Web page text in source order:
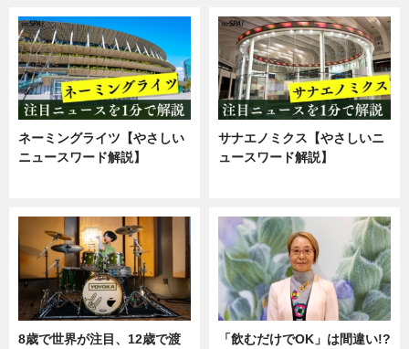
ネーミングライツ【やさしい
ニュースワード解説】
サナエノミクス【やさしいニ
ュースワード解説】
8歳で世界が注目、12歳で渡
「飲むだけでOK」は間違い!?